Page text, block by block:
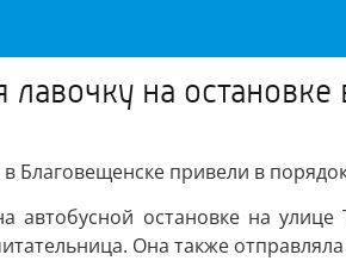
на
Благовещенске привели в
остановке на
Она также